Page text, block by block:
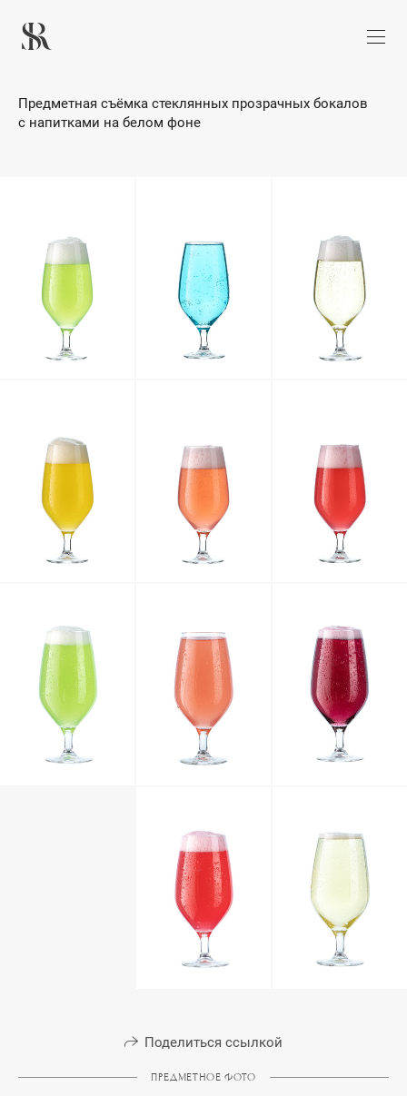
Предметная съёмка стеклянных прозрачных бокалов
с напитками на белом фоне
Поделиться ссылкой
ПРЕДМЕТНОЕ ФОТО